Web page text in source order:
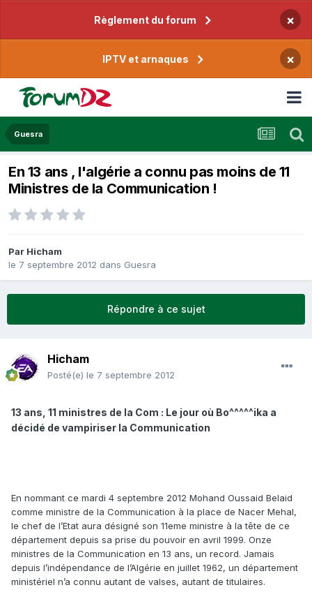
Règlement du forum ×
IPTV et arnaques ×
Guesra
En 13 ans , l'algérie a connu pas moins de 11
Ministres de la Communication !
Par Hicham
le 7 septembre 2012 dans Guesra
Répondre à ce sujet
Hicham
Posté(e) le 7 septembre 2012
13 ans, 11 ministres de la Com : Le jour où Bo^^^^^ika a
décidé de vampiriser la Communication
En nommant ce mardi 4 septembre 2012 Mohand Oussaid Belaid
comme ministre de la Communication à la place de Nacer Mehal,
le chef de l’Etat aura désigné son 11eme ministre à la tête de ce
département depuis sa prise du pouvoir en avril 1999. Onze
ministres de la Communication en 13 ans, un record. Jamais
depuis l’indépendance de l’Algérie en juillet 1962, un département
ministériel n’a connu autant de valses, autant de titulaires.